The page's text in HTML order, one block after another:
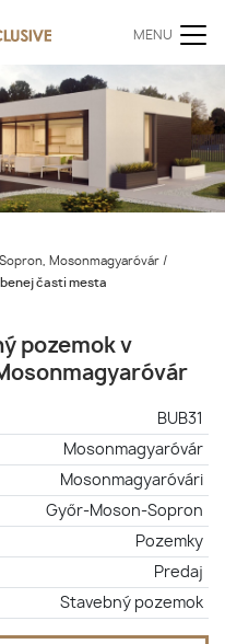
MENU
Mosonmagyaróvár /
časti mesta
pozemok v
BUB31
Mosonmagyaróvár
Mosonmagyaróvári
Győr-Moson-Sopron
Pozemky
Predaj
Stavebný pozemok